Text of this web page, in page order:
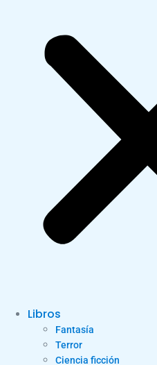
Libros
Fantasía
Terror
Ciencia ficción